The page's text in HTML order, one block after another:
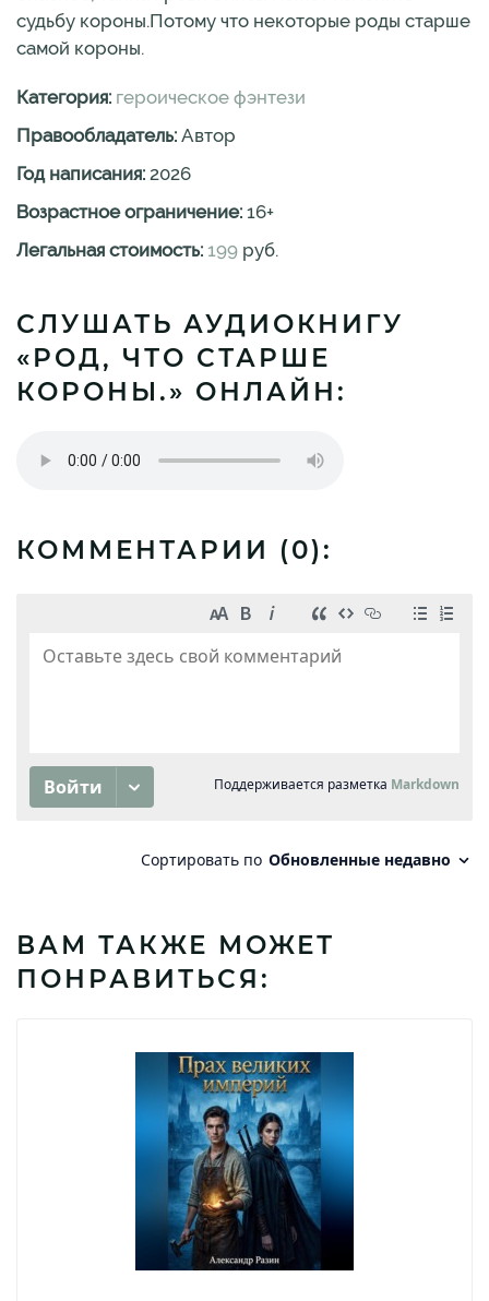
судьбу короны.Потому что некоторые роды старше
самой короны.
Категория: героическое фэнтези
Правообладатель: Автор
Год написания: 2026
Возрастное ограничение: 16+
Легальная стоимость: 199 руб.
СЛУШАТЬ АУДИОКНИГУ
«РОД, ЧТО СТАРШЕ
КОРОНЫ.» ОНЛАЙН:
КОММЕНТАРИИ (0):
ВАМ ТАКЖЕ МОЖЕТ
ПОНРАВИТЬСЯ: